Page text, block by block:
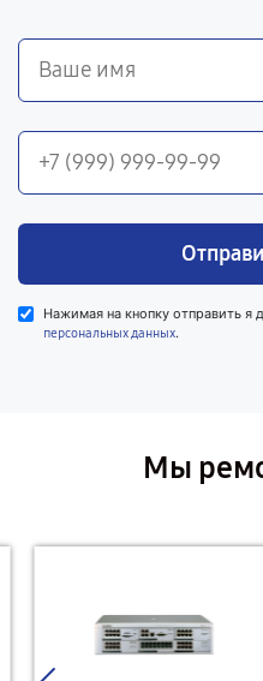
Нажимая на кнопку отправить я
персональных данных.
Мы